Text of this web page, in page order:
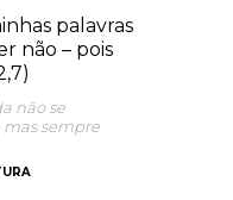
palavras
não – pois
não se
mas sempre